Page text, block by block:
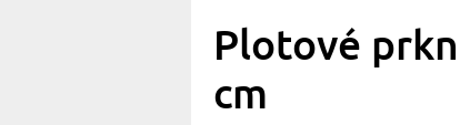
Plotové
cm